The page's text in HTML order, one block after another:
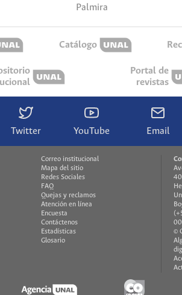
Palmira
Catálogo
Portal de
revistas
Twitter YouTube Email
Correo institucional
Mapa del sitio
Redes Sociales
FAQ
Quejas y reclamos
Atención en línea
Encuesta
Contáctenos
Estadísticas
Glosario
©